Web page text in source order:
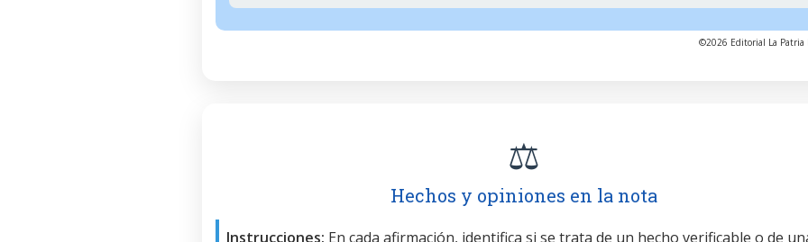
©2026 Editorial La Patria
⚖️
Hechos y opiniones en la nota
Instrucciones: En cada afirmación, identifica si se trata de un hecho verificable o de